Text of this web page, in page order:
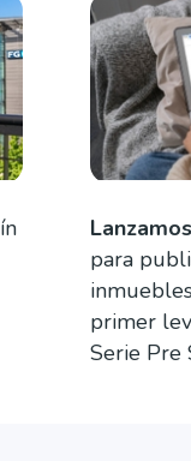
para
primer
Serie Pre